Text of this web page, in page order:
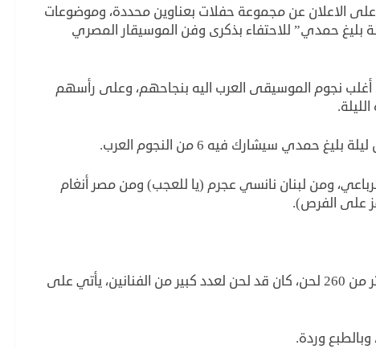
الاعلان عن مجموعة حفلات بعناوين محددة، وموضوعات
بليغ حمدي” للاحتفاء بذكرى وفن الموسيقار المصري
أغلب نجوم الموسيقى العرب اليه بنجاحهم، وعلى رأسهم
سيشارك فيه 6 من النجوم العرب.
ومن لبنان نانسي عجرم (يا للعجب) ومن مصر أنغام
على الفرص).
بليغ حمدي الذي توفى عام 93 بعد تلحين أكثر من 260 لحن، كان قد لحن لعدد كبير من الفنانين، يأتي على
وردة.